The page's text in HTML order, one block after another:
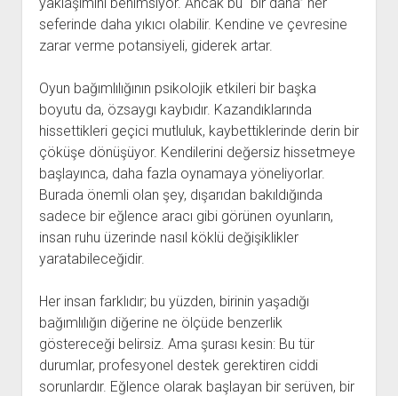
seferinde daha yıkıcı olabilir. Kendine ve çevresine
zarar verme potansiyeli, giderek artar.
Oyun bağımlılığının psikolojik etkileri bir başka
boyutu da, özsaygı kaybıdır. Kazandıklarında
hissettikleri geçici mutluluk, kaybettiklerinde derin bir
çöküşe dönüşüyor. Kendilerini değersiz hissetmeye
başlayınca, daha fazla oynamaya yöneliyorlar.
Burada önemli olan şey, dışarıdan bakıldığında
sadece bir eğlence aracı gibi görünen oyunların,
insan ruhu üzerinde nasıl köklü değişiklikler
yaratabileceğidir.
Her insan farklıdır; bu yüzden, birinin yaşadığı
bağımlılığın diğerine ne ölçüde benzerlik
göstereceği belirsiz. Ama şurası kesin: Bu tür
durumlar, profesyonel destek gerektiren ciddi
sorunlardır. Eğlence olarak başlayan bir serüven, bir